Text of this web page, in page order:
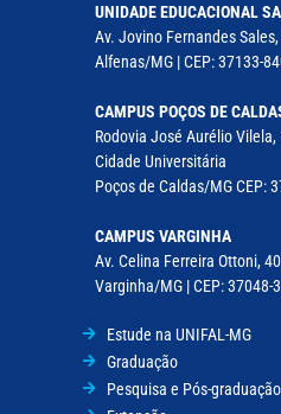
UNIDADE EDUCACIONAL
Av. Jovino Fernandes
Alfenas/MG | CEP: 37133-
CAMPUS POÇOS DE
Rodovia José Aurélio
Cidade Universitária
Poços de Caldas/MG CEP:
CAMPUS VARGINHA
Av. Celina Ferreira Ottoni,
Varginha/MG | CEP: 37048-
Estude na UNIFAL-MG
Graduação
Pesquisa e Pós-graduação